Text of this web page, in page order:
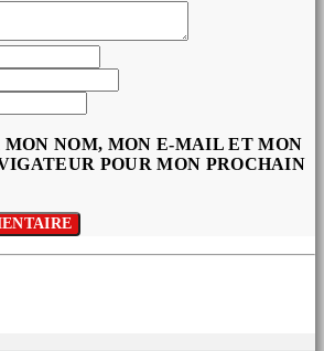
MON NOM, MON E-MAIL ET MON
POUR MON PROCHAIN